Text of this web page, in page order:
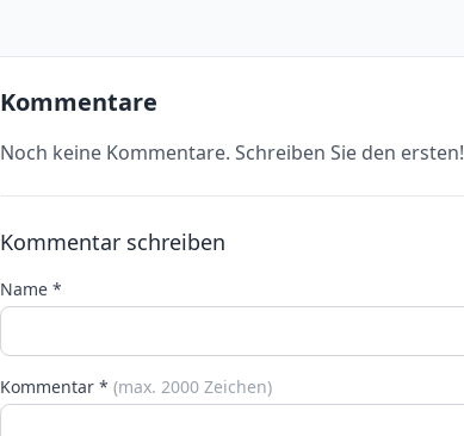
Kommentare
Noch keine Kommentare. Schreiben Sie den ersten!
Kommentar schreiben
Name *
Kommentar * (max. 2000 Zeichen)